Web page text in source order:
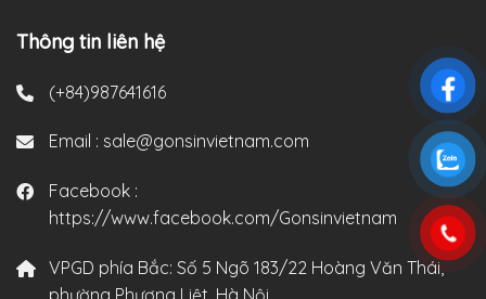
Thông tin liên hệ
(+84)987641616
Email : sale@gonsinvietnam.com
Facebook :
https://www.facebook.com/Gonsinvietnam
VPGD phía Bắc: Số 5 Ngõ 183/22 Hoàng Văn Thái,